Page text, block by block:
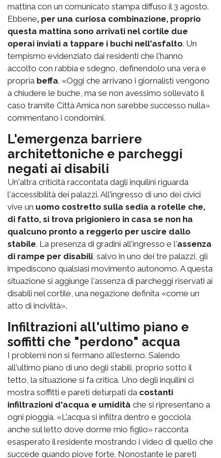
mattina con un comunicato stampa diffuso il 3 agosto.
Ebbene, per una curiosa combinazione, proprio
questa mattina sono arrivati nel cortile due
operai inviati a tappare i buchi nell'asfalto. Un
tempismo evidenziato dai residenti che l'hanno
accolto con rabbia e sdegno, definendolo una vera e
propria beffa. «Oggi che arrivano i giornalisti vengono
a chiudere le buche, ma se non avessimo sollevato il
caso tramite Città Amica non sarebbe successo nulla»
commentano i condomini.
L'emergenza barriere
architettoniche e parcheggi
negati ai disabili
Un'altra criticità raccontata dagli inquilini riguarda
l'accessibilità dei palazzi. All'ingresso di uno dei civici
vive un uomo costretto sulla sedia a rotelle che,
di fatto, si trova prigioniero in casa se non ha
qualcuno pronto a reggerlo per uscire dallo
stabile. La presenza di gradini all'ingresso e l'assenza
di rampe per disabili , salvo in uno dei tre palazzi, gli
impediscono qualsiasi movimento autonomo. A questa
situazione si aggiunge l'assenza di parcheggi riservati ai
disabili nel cortile, una negazione definita «come un
atto di inciviltà».
Infiltrazioni all'ultimo piano e
soffitti che "perdono" acqua
I problemi non si fermano all'esterno. Salendo
all'ultimo piano di uno degli stabili, proprio sotto il
tetto, la situazione si fa critica. Uno degli inquilini ci
mostra soffitti e pareti deturpati da costanti
infiltrazioni d'acqua e umidità che si ripresentano a
ogni pioggia. «L'acqua si infiltra dentro e gocciola
anche sul letto dove dorme mio figlio» racconta
esasperato il residente mostrando i video di quello che
succede quando piove forte. Nonostante le pareti